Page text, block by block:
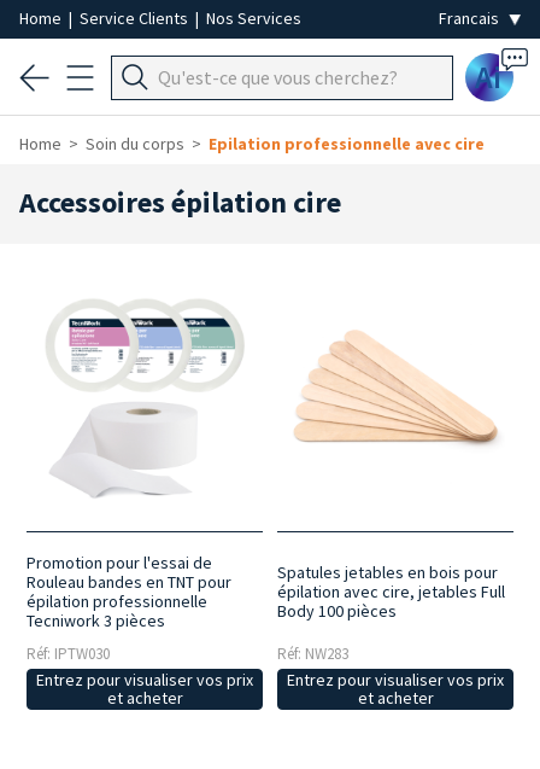
Home | Service Clients | Nos Services
Ai
Home Soin du corps Epilation professionnelle avec cire
Accessoires épilation cire
Promotion pour l'essai de
Rouleau bandes en TNT pour
épilation professionnelle
Tecniwork 3 pièces
Réf: IPTW030
Entrez pour visualiser vos prix
et acheter
Spatules jetables en bois pour
épilation avec cire, jetables Full
Body 100 pièces
Réf: NW283
Entrez pour visualiser vos prix
et acheter